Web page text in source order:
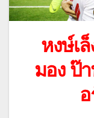
หงษ์เ
มอง ป๊